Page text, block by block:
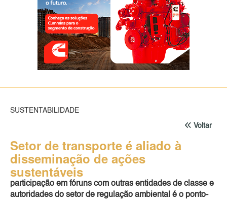
SUSTENTABILIDADE
Voltar
Setor de transporte é aliado à
disseminação de ações
sustentáveis
participação em fóruns com outras entidades de classe e
autoridades do setor de regulação ambiental é o ponto-